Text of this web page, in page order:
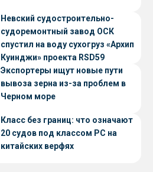
Невский судостроительно-
судоремонтный завод ОСК
спустил на воду сухогруз «Архип
Куинджи» проекта RSD59
Экспортеры ищут новые пути
вывоза зерна из-за проблем в
Черном море
Класс без границ: что означают
20 судов под классом РС на
китайских верфях